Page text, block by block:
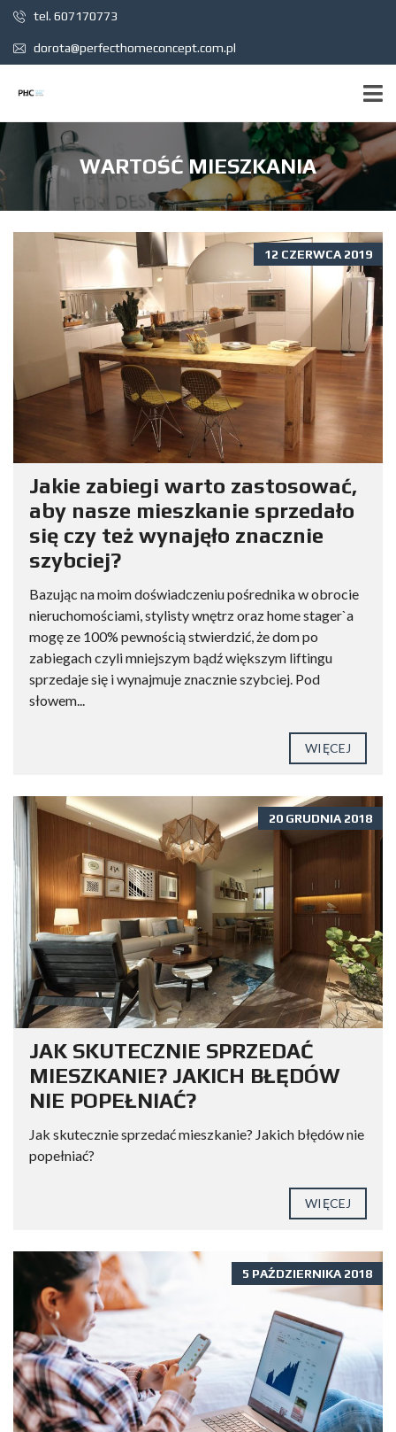
tel. 607170773
dorota@perfecthomeconcept.com.pl
WARTOŚĆ MIESZKANIA
12 CZERWCA 2019
Jakie zabiegi warto zastosować,
aby nasze mieszkanie sprzedało
się czy też wynajęło znacznie
szybciej?
Bazując na moim doświadczeniu pośrednika w obrocie
nieruchomościami, stylisty wnętrz oraz home stager`a
mogę ze 100% pewnością stwierdzić, że dom po
zabiegach czyli mniejszym bądź większym liftingu
sprzedaje się i wynajmuje znacznie szybciej. Pod
słowem...
WIĘCEJ
20 GRUDNIA 2018
JAK SKUTECZNIE SPRZEDAĆ
MIESZKANIE? JAKICH BŁĘDÓW
NIE POPEŁNIAĆ?
Jak skutecznie sprzedać mieszkanie? Jakich błędów nie
popełniać?
WIĘCEJ
5 PAŹDZIERNIKA 2018